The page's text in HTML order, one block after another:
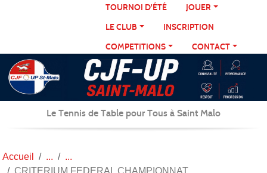
TOURNOI D'ÉTÉ
JOUER
LE CLUB
INSCRIPTION
COMPETITIONS
CONTACT
Le Tennis de Table pour Tous à Saint Malo
Accueil
CRITERIUM FEDERAL CHAMPIONNAT
Panneau de gestion des cookies